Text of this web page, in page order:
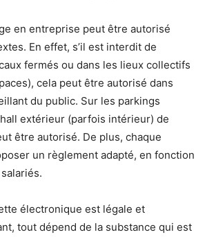
en entreprise peut être autorisé
En effet, s’il est interdit de
fermés ou dans les lieux collectifs
cela peut être autorisé dans
du public. Sur les parkings
extérieur (parfois intérieur) de
être autorisé. De plus, chaque
un règlement adapté, en fonction
électronique est légale et
tout dépend de la substance qui est